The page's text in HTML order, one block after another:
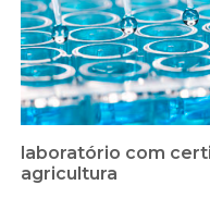
laboratório com
agricultura